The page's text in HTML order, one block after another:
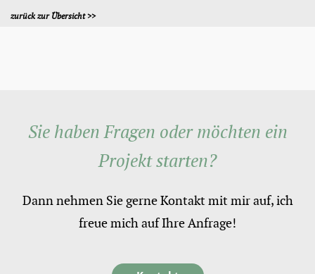
zurück zur Übersicht >>
Sie haben Fragen oder möchten ein
Projekt starten?
Dann nehmen Sie gerne Kontakt mit mir auf, ich
freue mich auf Ihre Anfrage!